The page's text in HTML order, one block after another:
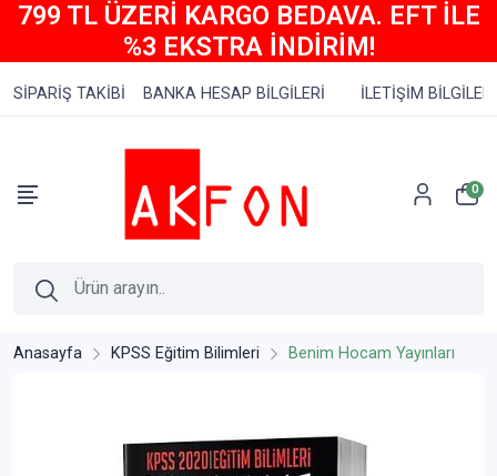
799 TL ÜZERİ KARGO BEDAVA. EFT İLE
%3 EKSTRA İNDİRİM!
SİPARİŞ TAKİBİ BANKA HESAP BİLGİLERİ İLETİŞİM BİLGİLERİ
0
Anasayfa KPSS Eğitim Bilimleri Benim Hocam Yayınları